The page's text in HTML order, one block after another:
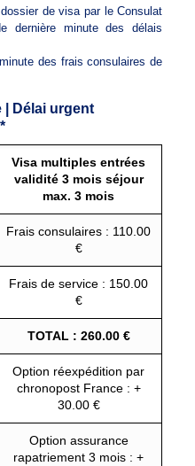
de visa par le Consulat
dernière minute des délais
des frais consulaires de
| Délai urgent
Visa multiples entrées
validité 3 mois séjour
max. 3 mois
Frais consulaires : 110.00
€
Frais de service : 150.00
€
TOTAL : 260.00 €
Option réexpédition par
chronopost France : +
30.00 €
Option assurance
rapatriement 3 mois : +